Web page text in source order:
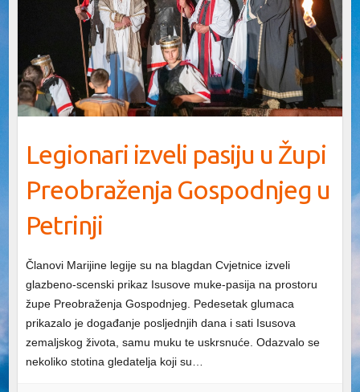
Legionari izveli pasiju u Župi
Preobraženja Gospodnjeg u
Petrinji
Članovi Marijine legije su na blagdan Cvjetnice izveli
glazbeno-scenski prikaz Isusove muke-pasija na prostoru
župe Preobraženja Gospodnjeg. Pedesetak glumaca
prikazalo je događanje posljednjih dana i sati Isusova
zemaljskog života, samu muku te uskrsnuće. Odazvalo se
nekoliko stotina gledatelja koji su…